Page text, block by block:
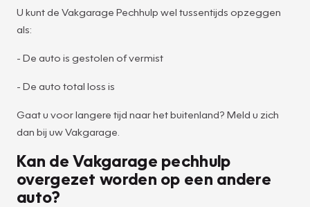
U kunt de Vakgarage Pechhulp wel tussentijds opzeggen
als:
- De auto is gestolen of vermist
- De auto total loss is
Gaat u voor langere tijd naar het buitenland? Meld u zich
dan bij uw Vakgarage.
Kan de Vakgarage pechhulp
overgezet worden op een andere
auto?